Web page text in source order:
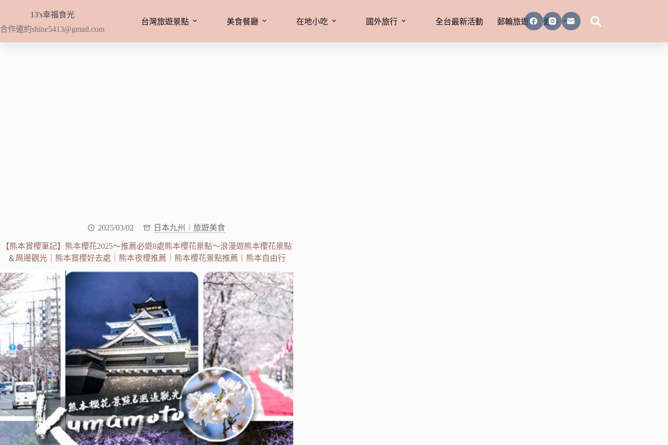
主
要
13's幸福食光
合作邀約shine5413@gmail.com
台灣旅遊景點 美食餐廳 在地小吃 國外旅行 全台最新活動 郵輪旅遊 更多
2025/03/02 日本九州︱旅遊美食
【熊本賞櫻筆記】熊本櫻花2025～推薦必遊8處熊本櫻花景點～浪漫遊熊本櫻花景點
＆周邊觀光｜熊本賞櫻好去處｜熊本夜櫻推薦｜熊本櫻花景點推薦｜熊本自由行